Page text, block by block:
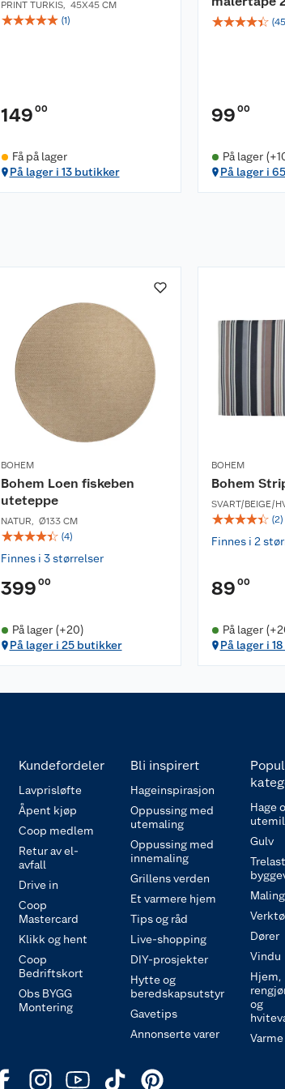
PRINT TURKIS, 45X45 CM
☆☆☆☆☆ (1)
149 00
Få på lager
På lager i 13 butikker
☆☆☆☆☆ (45
99 00
På lager
På lager i
BOHEM
Bohem Loen fiskeben
uteteppe
NATUR, Ø133 CM
☆☆☆☆☆ (4)
Finnes i 3 størrelser
399 00
På lager (+20)
På lager i 25 butikker
BOHEM
Bohem
SVART/BEIGE/
☆☆☆☆☆ (2)
Finnes i 2
89 00
På lager
På lager i
Kundefordeler
Lavprisløfte
Åpent kjøp
Coop medlem
Retur av el-
avfall
Drive in
Coop
Mastercard
Klikk og hent
Coop
Bedriftskort
Obs BYGG
Montering
Bli inspirert
Hageinspirasjon
Oppussing med
utemaling
Oppussing med
innemaling
Grillens verden
Et varmere hjem
Tips og råd
Live-shopping
DIY-prosjekter
Hytte og
beredskapsutstyr
Gavetips
Annonserte varer
Hage
Gulv
Maling
Dører
Vindu
Hjem,
og
Varme